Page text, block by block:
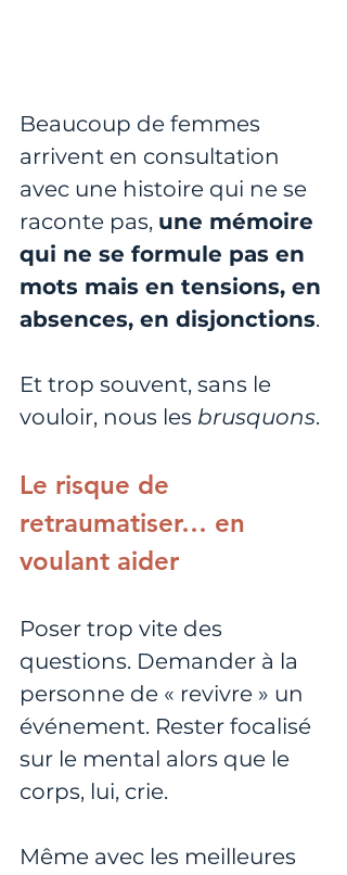
Beaucoup de femmes
arrivent en consultation
avec une histoire qui ne se
raconte pas, une mémoire
qui ne se formule pas en
mots mais en tensions, en
absences, en disjonctions.
Et trop souvent, sans le
vouloir, nous les brusquons.
Le risque de
retraumatiser… en
voulant aider
Poser trop vite des
questions. Demander à la
personne de « revivre » un
événement. Rester focalisé
sur le mental alors que le
corps, lui, crie.
Même avec les meilleures